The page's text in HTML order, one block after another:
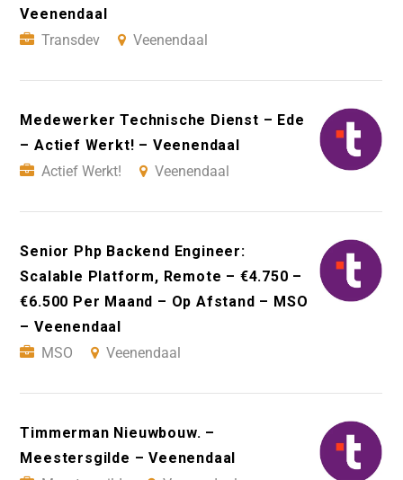
Veenendaal
Transdev
Veenendaal
Medewerker Technische Dienst – Ede
– Actief Werkt! – Veenendaal
Actief Werkt!
Veenendaal
Senior Php Backend Engineer:
Scalable Platform, Remote – €4.750 –
€6.500 Per Maand – Op Afstand – MSO
– Veenendaal
MSO
Veenendaal
Timmerman Nieuwbouw. –
Meestersgilde – Veenendaal